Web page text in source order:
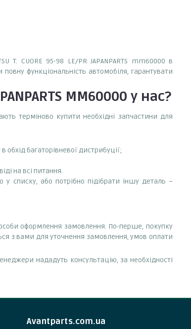
T. CUORE 95-98 LE/PR JAPANPARTS mm60000 в
функціональність автомобіля, гарантувати
MM60000 у нас?
терміново купити необхідні запчастини для
багаторівневої дистрибуції;
на всі питання.
у списку, або потрібно підібрати іншу деталь –
оформлення замовлення. По-перше, покупку
з вами для уточнення замовлення, умов оплати
нададуть консультацію, за необхідності
Avantparts.com.ua